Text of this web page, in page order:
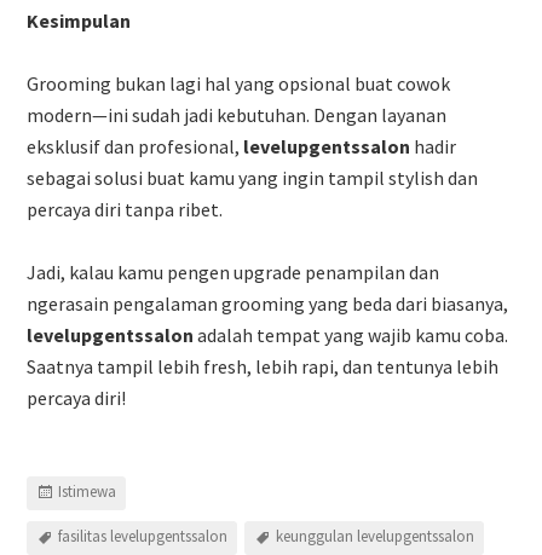
Kesimpulan
Grooming bukan lagi hal yang opsional buat cowok
modern—ini sudah jadi kebutuhan. Dengan layanan
eksklusif dan profesional, levelupgentssalon hadir
sebagai solusi buat kamu yang ingin tampil stylish dan
percaya diri tanpa ribet.
Jadi, kalau kamu pengen upgrade penampilan dan
ngerasain pengalaman grooming yang beda dari biasanya,
levelupgentssalon adalah tempat yang wajib kamu coba.
Saatnya tampil lebih fresh, lebih rapi, dan tentunya lebih
percaya diri!
Istimewa
fasilitas levelupgentssalon keunggulan levelupgentssalon